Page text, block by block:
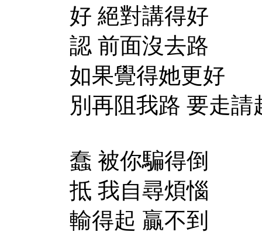
好 絕對講得好
認 前面沒去路
如果覺得她更好
別再阻我路 要走請
蠢 被你騙得倒
抵 我自尋煩惱
輸得起 贏不到